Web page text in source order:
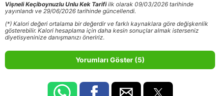
Vişneli Keçiboynuzlu Unlu Kek Tarifiilk olarak 09/03/2026 tarihinde
yayınlandı ve 29/06/2026 tarihinde güncellendi.
(*) Kalori değeri ortalama bir değerdir ve farklı kaynaklara göre değişkenlik
gösterebilir. Kalori hesaplama için daha kesin sonuçlar almak isterseniz
diyetisyeninize danışmanızı öneririz.
Yorumları Göster (5)